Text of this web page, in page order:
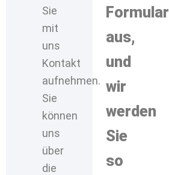
Sie
mit
uns
Kontakt
aufnehmen.
Sie
können
uns
über
die
Formular
aus,
und
wir
werden
Sie
so